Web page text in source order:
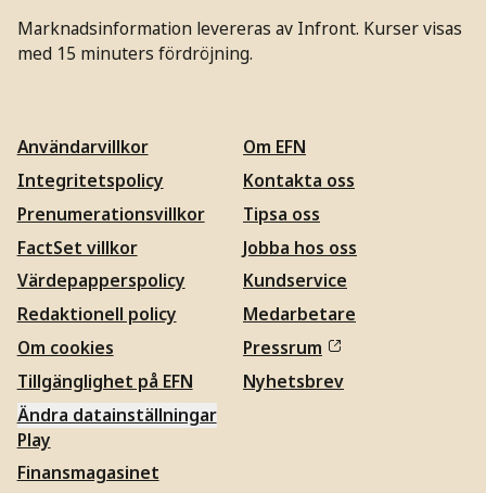
Marknadsinformation levereras av Infront. Kurser visas
med 15 minuters fördröjning.
Användarvillkor
Integritetspolicy
Prenumerationsvillkor
FactSet villkor
Värdepapperspolicy
Redaktionell policy
Om cookies
Tillgänglighet på EFN
Ändra datainställningar
Om EFN
Kontakta oss
Tipsa oss
Jobba hos oss
Kundservice
Medarbetare
Pressrum
Nyhetsbrev
Play
Finansmagasinet